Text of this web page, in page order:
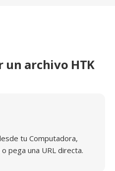
un archivo HTK
tu Computadora,
pega una URL directa.